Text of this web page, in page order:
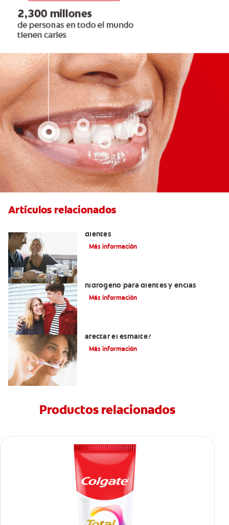
Artículos relacionados
dientes
Más información
hidrógeno para dientes y encías
Más información
afectar el esmalte?
Más información
Productos relacionados